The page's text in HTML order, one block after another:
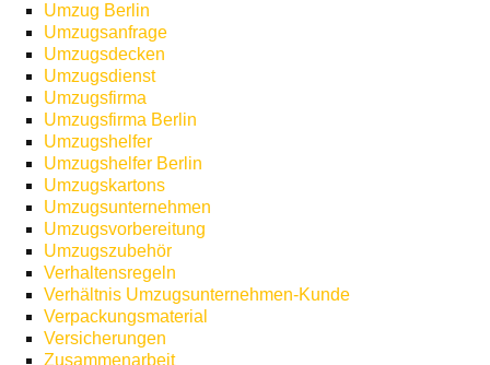
Umzug Berlin
Umzugsanfrage
Umzugsdecken
Umzugsdienst
Umzugsfirma
Umzugsfirma Berlin
Umzugshelfer
Umzugshelfer Berlin
Umzugskartons
Umzugsunternehmen
Umzugsvorbereitung
Umzugszubehör
Verhaltensregeln
Verhältnis Umzugsunternehmen-Kunde
Verpackungsmaterial
Versicherungen
Zusammenarbeit